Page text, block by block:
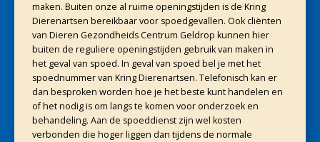
maken. Buiten onze al ruime openingstijden is de Kring
Dierenartsen bereikbaar voor spoedgevallen. Ook cliënten
van Dieren Gezondheids Centrum Geldrop kunnen hier
buiten de reguliere openingstijden gebruik van maken in
het geval van spoed. In geval van spoed bel je met het
spoednummer van Kring Dierenartsen. Telefonisch kan er
dan besproken worden hoe je het beste kunt handelen en
of het nodig is om langs te komen voor onderzoek en
behandeling. Aan de spoeddienst zijn wel kosten
verbonden die hoger liggen dan tijdens de normale